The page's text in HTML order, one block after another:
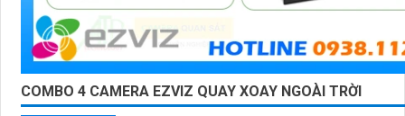
COMBO 4 CAMERA EZVIZ QUAY XOAY NGOÀI TRỜI